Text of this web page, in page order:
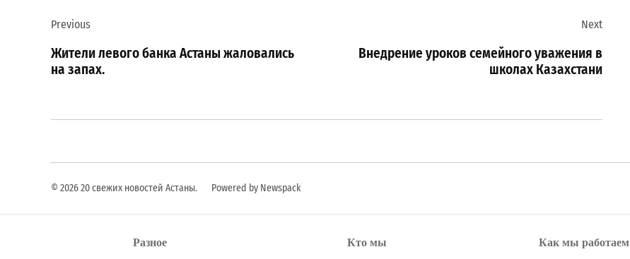
по
записям
Previous
Жители левого банка Астаны жаловались
на запах.
Next
Внедрение уроков семейного уважения в
школах Казахстани
© 2026 20 свежих новостей Астаны. Powered by Newspack
Разное Кто мы Как мы работаем